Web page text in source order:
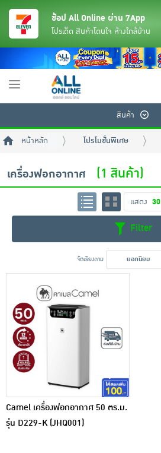
ขนมขบเคี้ยว และช็อคโกแลต
อาหารสด ผัก ผลไม้และเบเกอรี่
ช้อป All Online ผ่าน 7App
โปรเด็ด สินค้าโดนใจ ห้างใกล้บ้าน
Toggle
สินค้า
หน้าหลัก โปรโมชั่นพิเศษ
เครื่องฟอกอากาศ (1 สินค้า)
แสดง 30
Filter
จัดเรียงตาม ยอดนิยม
Camel เครื่องฟอกอากาศ 50 ตร.ม.
รุ่น D229-K (JHQ001)